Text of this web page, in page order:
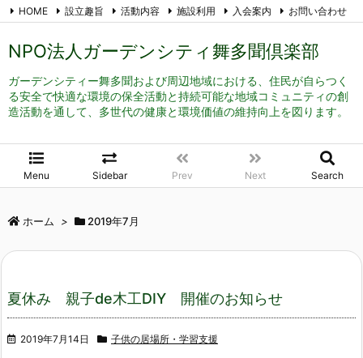
NPO法人ガーデンシティ舞多聞倶楽部
ガーデンシティー舞多聞および周辺地域における、住民が自らつく
る安全で快適な環境の保全活動と持続可能な地域コミュニティの創
造活動を通して、多世代の健康と環境価値の維持向上を図ります。
Menu Sidebar Prev Next Search
HOME 設立趣旨 活動内容 施設利用 入会案内
お問い合わせ
ホーム > 2019年7月
夏休み 親子de木工DIY 開催のお知らせ
2019年7月14日 子供の居場所・学習支援